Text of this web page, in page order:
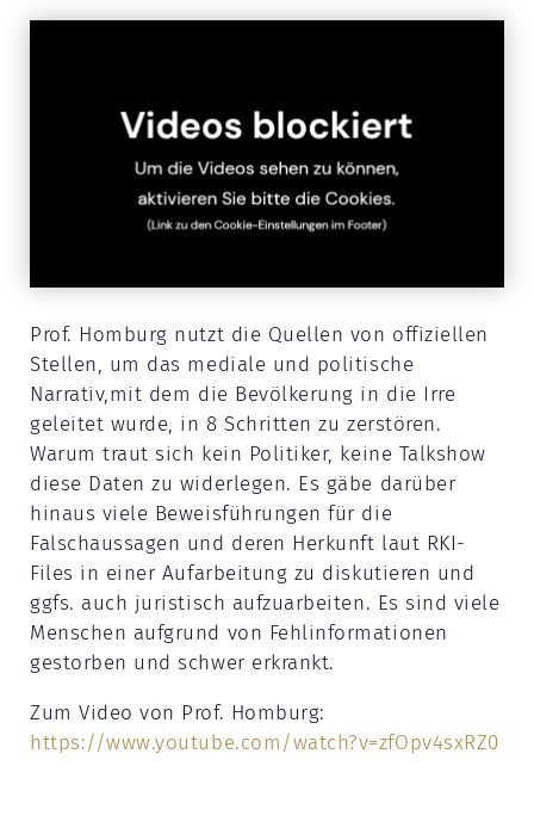
Prof. Homburg nutzt die Quellen von offiziellen
Stellen, um das mediale und politische
Narrativ,mit dem die Bevölkerung in die Irre
geleitet wurde, in 8 Schritten zu zerstören.
Warum traut sich kein Politiker, keine Talkshow
diese Daten zu widerlegen. Es gäbe darüber
hinaus viele Beweisführungen für die
Falschaussagen und deren Herkunft laut RKI-
Files in einer Aufarbeitung zu diskutieren und
ggfs. auch juristisch aufzuarbeiten. Es sind viele
Menschen aufgrund von Fehlinformationen
gestorben und schwer erkrankt.
Zum Video von Prof. Homburg:
https://www.youtube.com/watch?v=zfOpv4sxRZ0